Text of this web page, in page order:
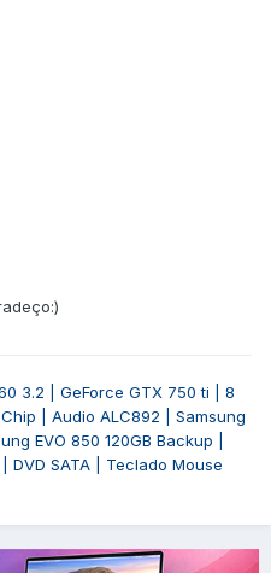
3.2 | GeForce GTX 750 ti | 8
| Audio ALC892 | Samsung
EVO 850 120GB Backup |
DVD SATA | Teclado Mouse